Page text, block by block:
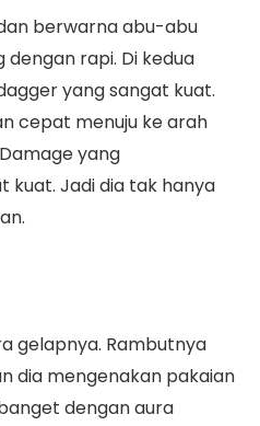
berwarna abu-abu
dengan rapi. Di kedua
yang sangat kuat.
cepat menuju ke arah
yang
kuat. Jadi dia tak hanya
gelapnya. Rambutnya
dia mengenakan pakaian
dengan aura